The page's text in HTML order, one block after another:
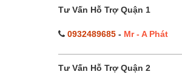
Tư Vấn Hỗ Trợ Quận 1
0932489685- Mr - A Phát
Tư Vấn Hỗ Trợ Quận 2